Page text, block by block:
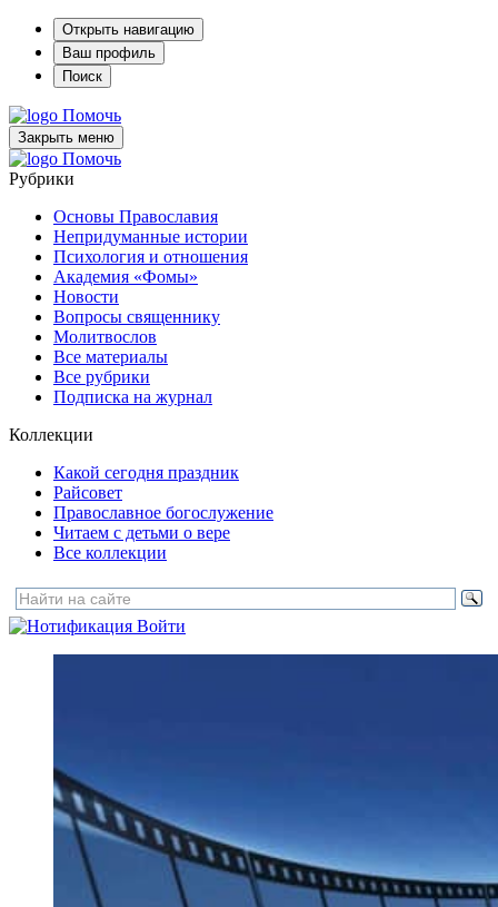
Открыть навигацию
Ваш профиль
Поиск
Помочь
Закрыть меню
Помочь
Рубрики
Основы Православия
Непридуманные истории
Психология и отношения
Академия «Фомы»
Новости
Вопросы священнику
Молитвослов
Все материалы
Все рубрики
Подписка на журнал
Коллекции
Какой сегодня праздник
Райсовет
Православное богослужение
Читаем с детьми о вере
Все коллекции
Войти